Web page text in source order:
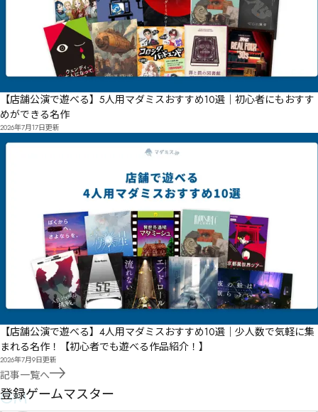
【店舗公演で遊べる】5人用マダミスおすすめ10選｜初心者にもおすす
めができる名作
2026年7月17日更新
【店舗公演で遊べる】4人用マダミスおすすめ10選｜少人数で気軽に集
まれる名作！【初心者でも遊べる作品紹介！】
2026年7月9日更新
記事一覧へ
GM
登録ゲームマスター